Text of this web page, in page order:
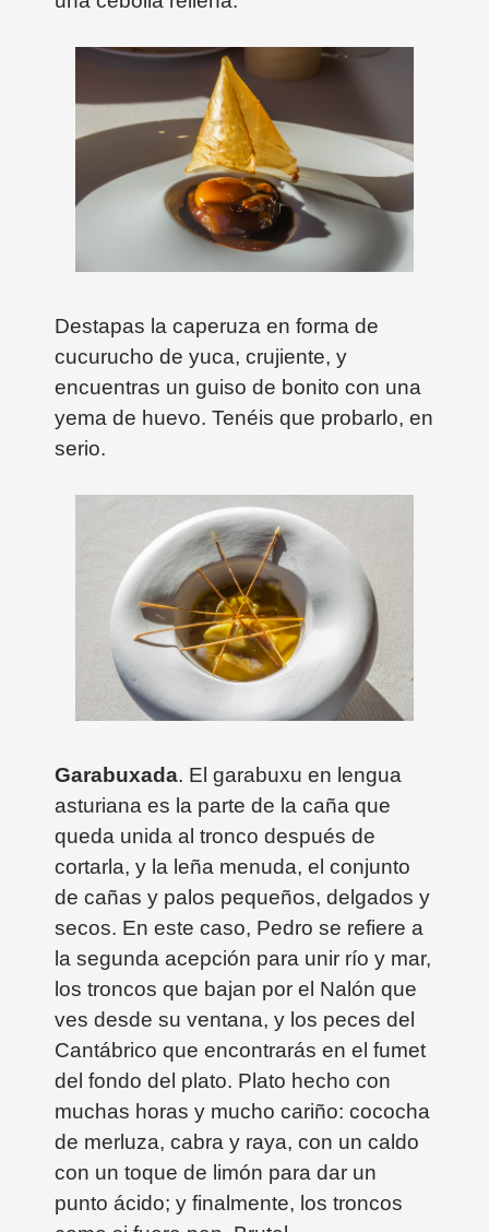
Destapas la caperuza en forma de
cucurucho de yuca, crujiente, y
encuentras un guiso de bonito con una
yema de huevo. Tenéis que probarlo, en
serio.
Garabuxada. El garabuxu en lengua
asturiana es la parte de la caña que
queda unida al tronco después de
cortarla, y la leña menuda, el conjunto
de cañas y palos pequeños, delgados y
secos. En este caso, Pedro se refiere a
la segunda acepción para unir río y mar,
los troncos que bajan por el Nalón que
ves desde su ventana, y los peces del
Cantábrico que encontrarás en el fumet
del fondo del plato. Plato hecho con
muchas horas y mucho cariño: cococha
de merluza, cabra y raya, con un caldo
con un toque de limón para dar un
punto ácido; y finalmente, los troncos